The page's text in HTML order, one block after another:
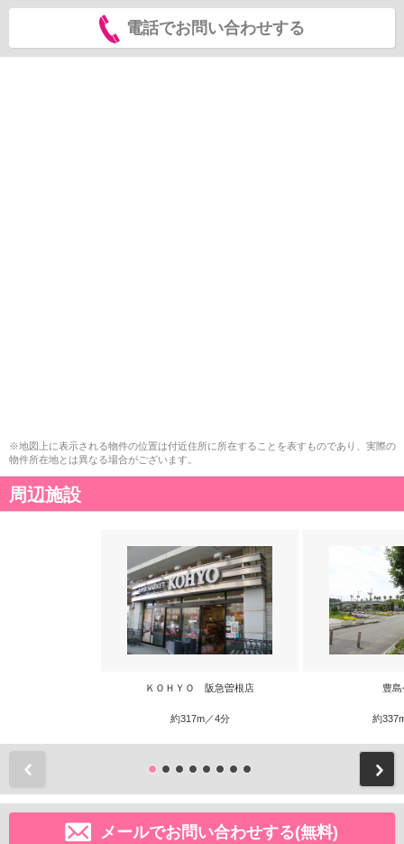
電話でお問い合わせする
※地図上に表示される物件の位置は付近住所に所在することを表すものであり、実際の
物件所在地とは異なる場合がございます。
周辺施設
ＫＯＨＹＯ 阪急曽根店
約317m／4分
豊
約
メールでお問い合わせする(無料)